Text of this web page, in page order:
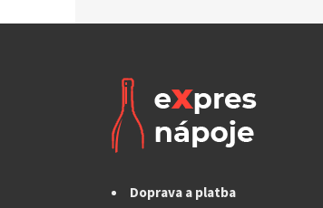
Doprava a platba